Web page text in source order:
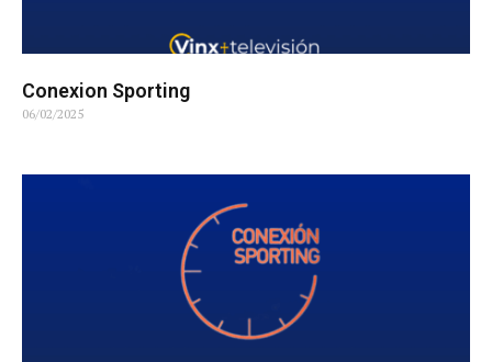
Conexion Sporting
06/02/2025